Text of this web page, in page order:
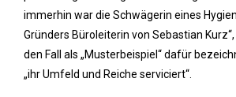
immerhin war die Schwägerin eines
Gründers Büroleiterin von Sebastian
den Fall als „Musterbeispiel“ dafür
„ihr Umfeld und Reiche serviciert“.